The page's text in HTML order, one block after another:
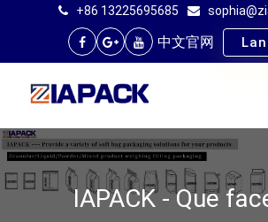
+86 13225695685
中文官网
IAPACK - Que